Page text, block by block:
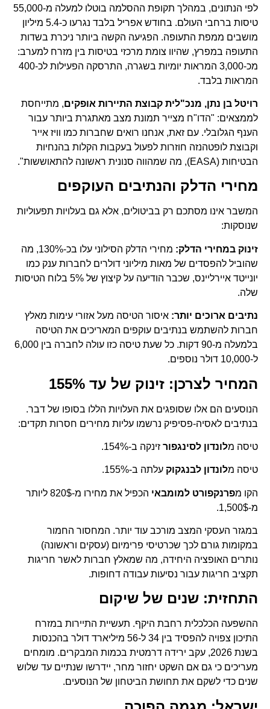
לפי הנתונים, במהלך תקופת ההסלמה בוטלו למעלה מ-55,000
טיסות ברחבי העולם. בחודש אפריל בלבד נגרעו כ-5.4 מיליון
מושבים ממפת התעופה. הפגיעה הקשה ביותר ניכרת בשדות
התעופה במפרץ, שהיוו צומת מרכזי בטיסות בין מזרח למערב:
מכ-3,000 המראות יומיות בשגרה, התרסקה הפעילות לכ-400
המראות בלבד.
רויטל בן נתן, מנכ"לית קבוצת התיירות אופקים, מתייחסת
לממצאים: "הדו"ח מצייר תמונת מצב מאתגרת ביותר עבור
הענף הגלובלי. עם זאת, אנחנו רואים שחברות כמו וויז אייר
וקבוצת לופטהנזה חוזרות לפעול בעקבות הקלות בהנחיות
הבטיחות (EASA), מה שמהווה סנונית ראשונה להתאוששות".
מחירי הדלק והנתיבים העוקפים
המשבר אינו מסתכם רק בביטולים, אלא גם בעלויות תפעוליות
שנוסקות:
זינוק במחירי הדלק:
מחירי הדלק הסילוני עלו בכ-130%, מה
שהוביל להפסדים של מאות מיליוני דולרים לחברות ענק כמו
יונייטד איירליינס, שכבר הודיעה על קיצוץ של 5% בלוח הטיסות
שלה.
נתיבים ארוכים יותר: איסור הטיסה מעל אזורי עימות מאלץ
חברות להשתמש בנתיבים עוקפים המאריכים את הטיסה
בלמעלה מ-90 דקות. כל שעת טיסה כזו עולה לחברה בין 6,000
ל-10,000 דולר נוספים.
המחיר לצרכן: זינוק של עד 155%
הנוסעים הם אלו שסופגים את העלויות הללו בסופו של דבר.
בנתיבים לאסיה-פסיפיק נרשמו עליות מחירים חסרות תקדים:
טיסה מלונדון לסינגפור זינקה ב-154%.
טיסה מלונדון לבנגקוק עלתה ב-155%.
הקו מפרנקפורט למומבאי
הכפיל את מחירו מ-820$ ליותר
מ-1,500$.
במגזר העסקי המצב מורכב עוד יותר. המחסור החמור
במקומות גורם לכך שכרטיסי פרימיום (עסקים וראשונה)
נותרים האופציה היחידה, מה שמאלץ חברות לאשר חריגות
תקציב חריגות עבור נסיעות עבודה דחופות.
התחזית: שנים של שיקום
ההשפעה הכלכלית רחבת היקף. תעשיית התיירות במזרח
התיכון צפויה להפסיד בין 34 ל-56 מיליארד דולר בהכנסות
בשנת 2026, עקב ירידה דרמטית בכמות המבקרים. מומחים
מעריכים כי גם אם השקט יחזור מחר, יידרשו שנתיים עד שלוש
שנים כדי לשקם את תחושת הביטחון של הנוסעים.